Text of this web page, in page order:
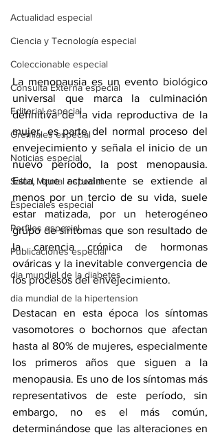
Actualidad especial
Ciencia y Tecnología especial
Coleccionable especial
Consulta Externa especial
Editorial especial
Gremiales especial
Noticias especial
Salud Mental especial
Especiales especial
Perfiles especial
Publicaciones especial
dia mundial de la diabetes
dia mundial de la hipertension
La menopausia es un evento biológico
universal que marca la culminación
definitiva de la vida reproductiva de la
mujer, es parte del normal proceso del
envejecimiento y señala el inicio de un
nuevo periodo, la post menopausia.
Esta, que actualmente se extiende al
menos por un tercio de su vida, suele
estar matizada, por un heterogéneo
grupo de síntomas que son resultado de
la carencia crónica de hormonas
ováricas y la inevitable convergencia de
los procesos del envejecimiento.
Destacan en esta época los síntomas
vasomotores o bochornos que afectan
hasta al 80% de mujeres, especialmente
los primeros años que siguen a la
menopausia. Es uno de los síntomas más
representativos de este período, sin
embargo, no es el más común,
determinándose que las alteraciones en